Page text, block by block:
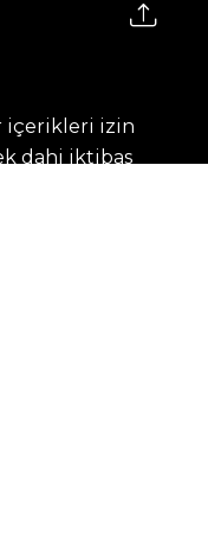
içerikleri izin
dahi iktibas